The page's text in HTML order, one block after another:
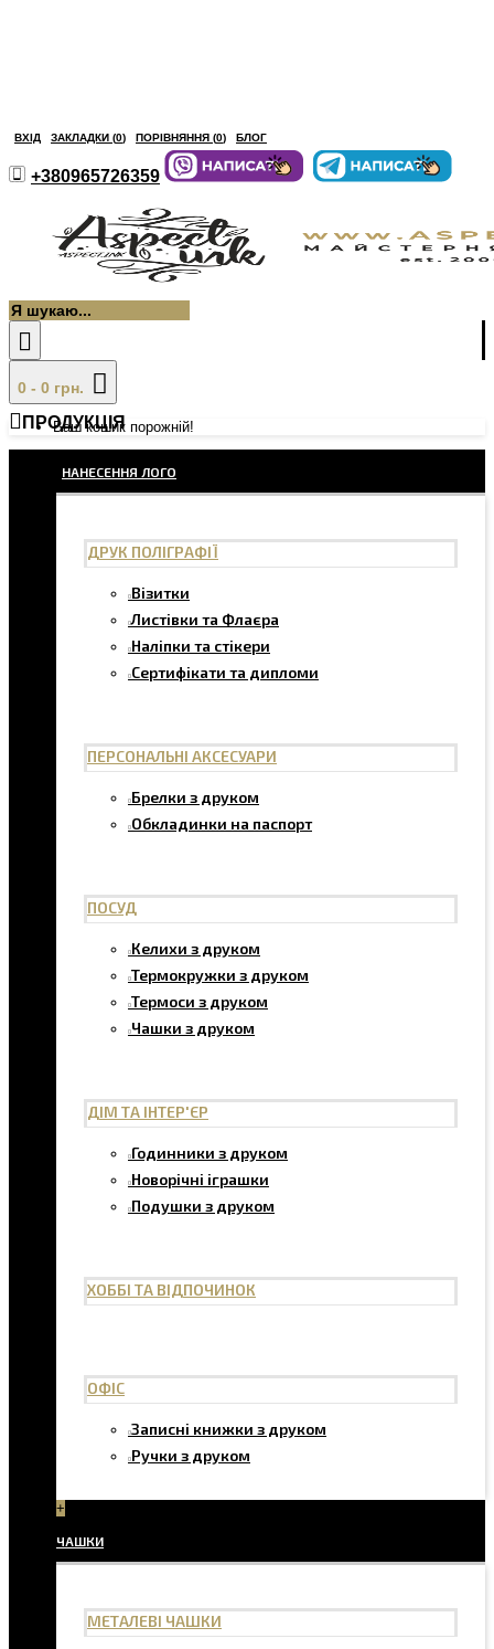
ВХІД ЗАКЛАДКИ (0) ПОРІВНЯННЯ (0) БЛОГ
+380965726359
0 - 0 грн.
Ваш кошик порожній!
ПРОДУКЦІЯ
НАНЕСЕННЯ ЛОГО
ДРУК ПОЛІГРАФІЇ
Візитки
Листівки та Флаєра
Наліпки та стікери
Сертифікати та дипломи
ПЕРСОНАЛЬНІ АКСЕСУАРИ
Брелки з друком
Обкладинки на паспорт
ПОСУД
Келихи з друком
Термокружки з друком
Термоси з друком
Чашки з друком
ДІМ ТА ІНТЕР'ЄР
Годинники з друком
Новорічні іграшки
Подушки з друком
ХОББІ ТА ВІДПОЧИНОК
ОФІС
Записні книжки з друком
Ручки з друком
+
ЧАШКИ
МЕТАЛЕВІ ЧАШКИ